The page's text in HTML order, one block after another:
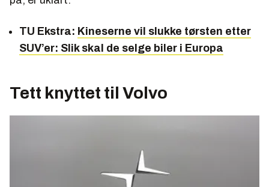
TU Ekstra: Kineserne vil slukke tørsten etter
SUV’er: Slik skal de selge biler i Europa
Tett knyttet til Volvo